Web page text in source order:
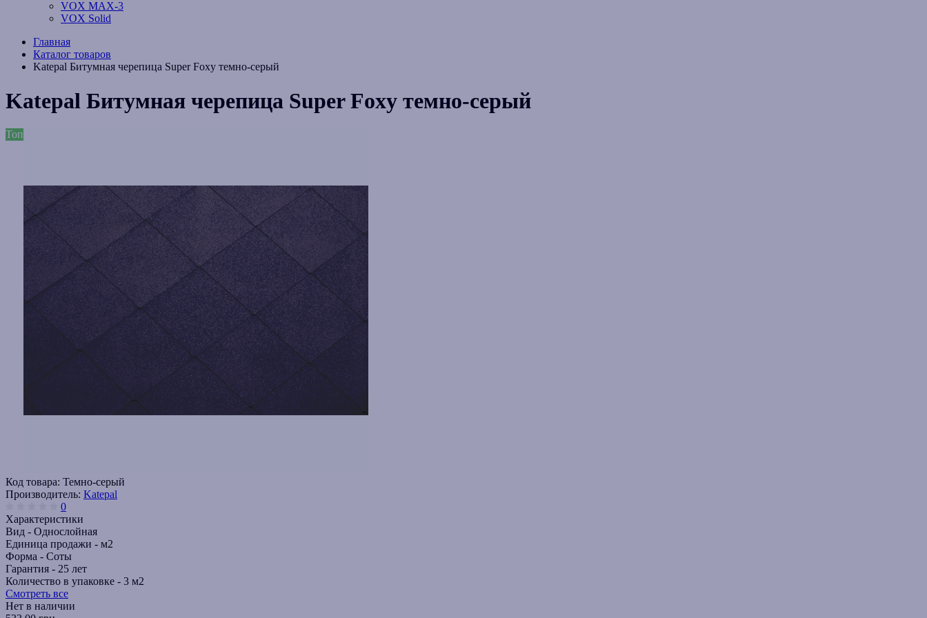
VOX MAX-3
VOX Solid
Главная
Каталог товаров
Katepal Битумная черепица Super Foxy темно-серый
Katepal Битумная черепица Super Foxy темно-серый
Топ
Код товара: Темно-серый
Производитель: Katepal
0
Характеристики
Вид - Однослойная
Единица продажи - м2
Форма - Соты
Гарантия - 25 лет
Количество в упаковке - 3 м2
Смотреть все
Нет в наличии